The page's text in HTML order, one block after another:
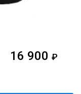
16 900 ₽